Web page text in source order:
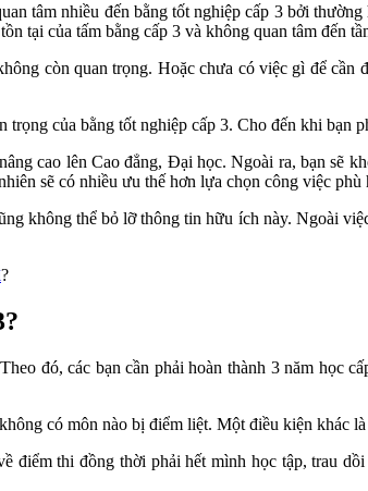
tâm nhiều đến bằng tốt nghiệp cấp 3 bởi
tại của tấm bằng cấp 3 và không quan tâm đến
còn quan trọng. Hoặc chưa có việc gì để
của bằng tốt nghiệp cấp 3. Cho đến khi
cao lên Cao đẳng, Đại học. Ngoài ra, bạn
sẽ có nhiều ưu thế hơn lựa chọn công việc phù
không thể bỏ lỡ thông tin hữu ích này. Ngoài
?
đó, các bạn cần phải hoàn thành 3 năm học
có môn nào bị điểm liệt. Một điều kiện khác
điểm thi đồng thời phải hết mình học tập, trau